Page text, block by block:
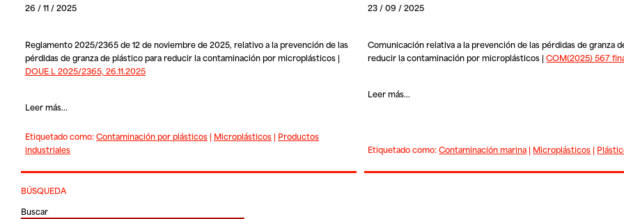
26 / 11 / 2025
Reglamento 2025/2365 de 12 de noviembre de 2025, relativo a la prevención de las
pérdidas de granza de plástico para reducir la contaminación por microplásticos |
DOUE L 2025/2365, 26.11.2025
Leer más...
Etiquetado como:Contaminación por plásticos| Microplásticos| Productos
industriales
23 / 09 / 2025
Comunicación relativa a la prevención de las pérdidas de granza
reducir la contaminación por microplásticos |COM(2025) 567
Leer más...
Etiquetado como:Contaminación marina | Microplásticos |
BÚSQUEDA
Buscar